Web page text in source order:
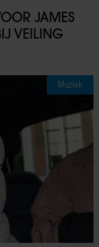
JAMES
VEILING
Muziek